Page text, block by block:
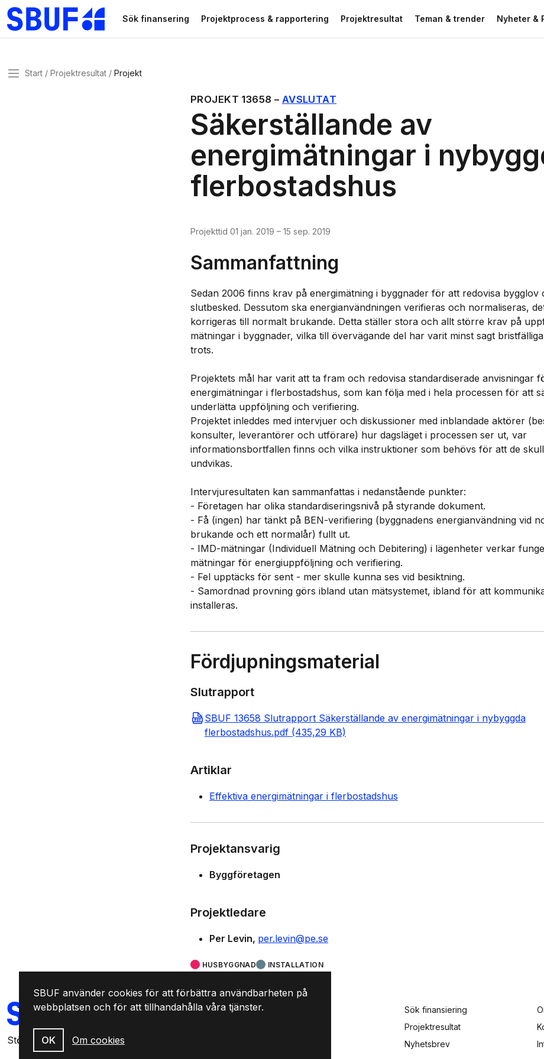
Gå direkt till huvudinnehålletSök finansering Projektprocess & rapportering Projektresultat Teman & trender Nyheter &
MenyStart Projektresultat Projekt
PROJEKT 13658 – AVSLUTAT
Säkerställande av
energimätningar i
flerbostadshus
Projekttid 01 jan. 2019 – 15 sep. 2019
Sammanfattning
Sedan 2006 finns krav på energimätning i byggnader för att redovisa bygglov
slutbesked. Dessutom ska energianvändningen verifieras och normaliseras,
korrigeras till normalt brukande. Detta ställer stora och allt större krav på
mätningar i byggnader, vilka till övervägande del har varit minst sagt
trots.
Projektets mål har varit att ta fram och redovisa standardiserade anvisningar
energimätningar i flerbostadshus, som kan följa med i hela processen för att
underlätta uppföljning och verifiering.
Projektet inleddes med intervjuer och diskussioner med inblandade aktörer
konsulter, leverantörer och utförare) hur dagsläget i processen ser ut, var
informationsbortfallen finns och vilka instruktioner som behövs för att de
undvikas.
Intervjuresultaten kan sammanfattas i nedanstående punkter:
- Företagen har olika standardiseringsnivå på styrande dokument.
- Få (ingen) har tänkt på BEN-verifiering (byggnadens energianvändning vid
brukande och ett normalår) fullt ut.
- IMD-mätningar (Individuell Mätning och Debitering) i lägenheter verkar
mätningar för energiuppföljning och verifiering.
- Fel upptäcks för sent - mer skulle kunna ses vid besiktning.
- Samordnad provning görs ibland utan mätsystemet, ibland för att
installeras.
Fördjupningsmaterial
Slutrapport
SBUF 13658 Slutrapport Säkerställande av energimätningar i nybyggda
flerbostadshus.pdf (435,29 KB)
Artiklar
Effektiva energimätningar i flerbostadshus
Projektansvarig
Byggföretagen
Projektledare
Per Levin per.levin@pe.se
HUSBYGGNAD INSTALLATION
SVENSKA
BYGGBRANSCHENS
Stödjer forskning & utveckling som leder till praktisk handling
Sök finansiering
Projektresultat
Nyhetsbrev
SBUF använder cookies för att förbättra användbarheten på
webbplatsen och för att tillhandahålla våra tjänster.
OK Om cookies